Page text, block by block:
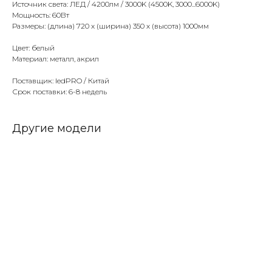
Источник света: ЛЕД / 4200лм / 3000K (4500K, 3000...6000K)
Мощность: 60Вт
Размеры: (длина) 720 х (ширина) 350 х (высота) 1000мм
Цвет: белый
Материал: металл, акрил
Поставщик: ledPRO / Китай
Срок поставки: 6-8 недель
Другие модели